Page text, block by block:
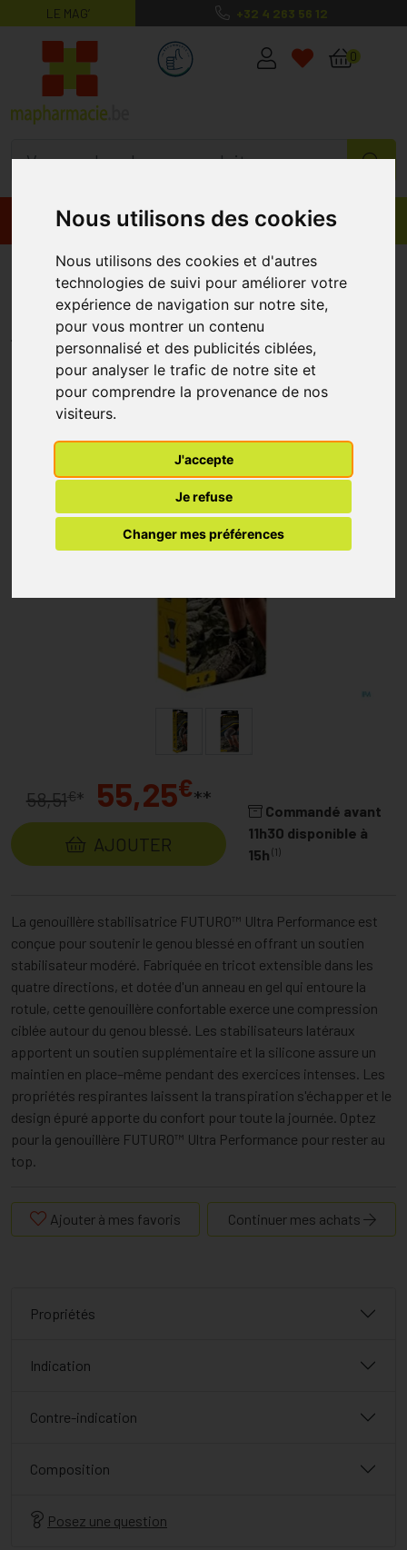
Nous utilisons des cookies
Nous utilisons des cookies et d'autres
technologies de suivi pour améliorer votre
expérience de navigation sur notre site,
pour vous montrer un contenu
personnalisé et des publicités ciblées,
pour analyser le trafic de notre site et
pour comprendre la provenance de nos
visiteurs.
J'accepte
Je refuse
Changer mes préférences
LE MAG’ +32 4 263 56 12
MaPharmacie.be ma santé, mes
0
Promos Produits
Futuro Genouillère Stabilisatrice
Ultra Performance M
FUTURO
58,51€* 55,25€**
AJOUTER
Commandé avant
11h30 disponible à
15h (1)
La genouillère stabilisatrice FUTURO™ Ultra Performance est
conçue pour soutenir le genou blessé en offrant un soutien
stabilisateur modéré. Fabriquée en tricot extensible dans les
quatre directions, et dotée d'un anneau en gel qui entoure la
rotule, cette genouillère confortable exerce une compression
ciblée autour du genou blessé. Les stabilisateurs latéraux
apportent un soutien supplémentaire et la silicone assure un
maintien en place–même pendant des exercices intenses. Les
propriétés respirantes laissent la transpiration s'échapper et le
design épuré apporte du confort pour toute la journée. Optez
pour la genouillère FUTURO™ Ultra Performance pour rester au
top.
Ajouter à mes favoris Continuer mes achats
Propriétés
Indication
Contre-indication
Composition
Posez une question